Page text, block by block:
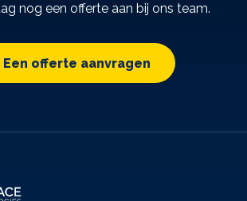
nog een offerte aan bij ons team.
Een offerte aanvragen